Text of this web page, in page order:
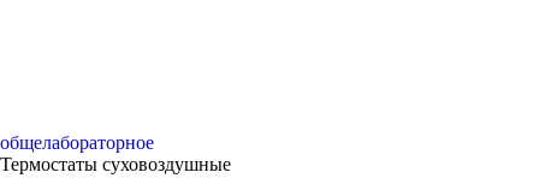
общелабораторное
Термостаты суховоздушные